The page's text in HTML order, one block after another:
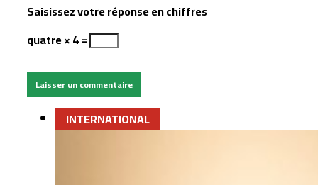
Saisissez votre réponse en chiffres
quatre × 4 =
INTERNATIONAL